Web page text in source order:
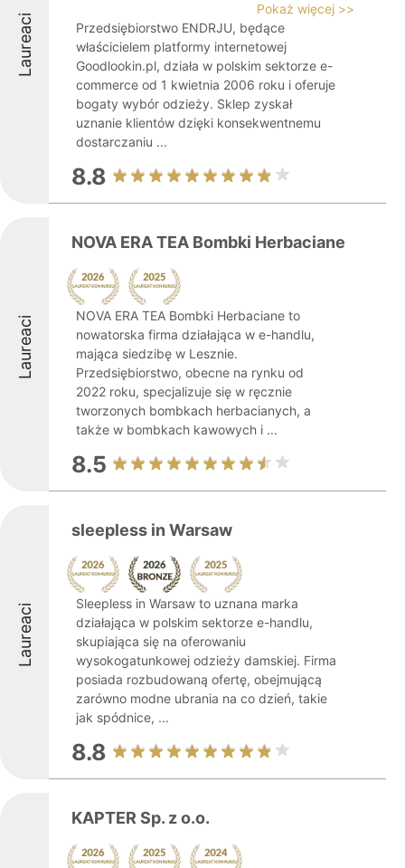
Laureaci
Pokaż więcej >>
Przedsiębiorstwo ENDRJU, będące
właścicielem platformy internetowej
Goodlookin.pl, działa w polskim sektorze e-
commerce od 1 kwietnia 2006 roku i oferuje
bogaty wybór odzieży. Sklep zyskał
uznanie klientów dzięki konsekwentnemu
dostarczaniu ...
8.8
Laureaci
NOVA ERA TEA Bombki Herbaciane
NOVA ERA TEA Bombki Herbaciane to
nowatorska firma działająca w e-handlu,
mająca siedzibę w Lesznie.
Przedsiębiorstwo, obecne na rynku od
2022 roku, specjalizuje się w ręcznie
tworzonych bombkach herbacianych, a
także w bombkach kawowych i ...
8.5
Laureaci
sleepless in Warsaw
Sleepless in Warsaw to uznana marka
działająca w polskim sektorze e-handlu,
skupiająca się na oferowaniu
wysokogatunkowej odzieży damskiej. Firma
posiada rozbudowaną ofertę, obejmującą
zarówno modne ubrania na co dzień, takie
jak spódnice, ...
8.8
KAPTER Sp. z o.o.